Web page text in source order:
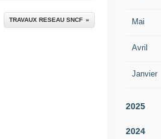
TRAVAUX RESEAU SNCF Mai
Avril
Janvier
2025
2024